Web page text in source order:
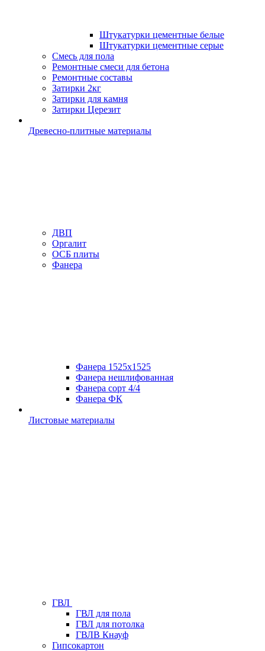
Штукатурки цементные белые
Штукатурки цементные серые
Смесь для пола
Ремонтные смеси для бетона
Ремонтные составы
Затирки 2кг
Затирки для камня
Затирки Церезит
Древесно-плитные материалы
ДВП
Оргалит
ОСБ плиты
Фанера
Фанера 1525х1525
Фанера нешлифованная
Фанера сорт 4/4
Фанера ФК
Листовые материалы
ГВЛ
ГВЛ для пола
ГВЛ для потолка
ГВЛВ Кнауф
Гипсокартон